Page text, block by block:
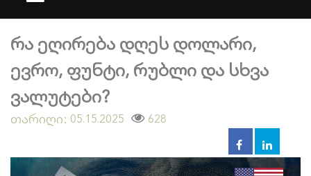
რა ეღირება დღეს დოლარი,
ევრო, ფუნტი, რუბლი და სხვა
ვალუტები?
თარიღი: 05.15.2025 628